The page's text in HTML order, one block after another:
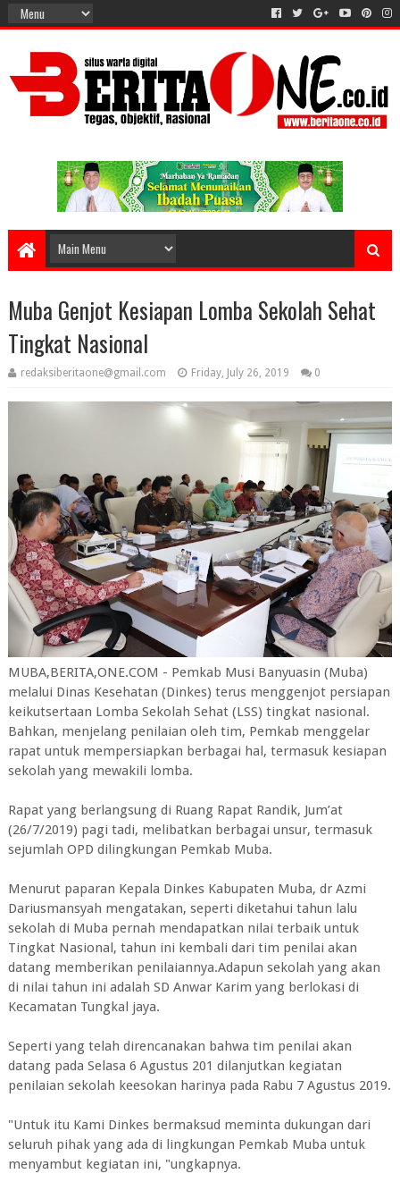
Muba Genjot Kesiapan Lomba Sekolah Sehat
Tingkat Nasional
redaksiberitaone@gmail.com Friday, July 26, 2019 0
MUBA,BERITA,ONE.COM - Pemkab Musi Banyuasin (Muba)
melalui Dinas Kesehatan (Dinkes) terus menggenjot persiapan
keikutsertaan Lomba Sekolah Sehat (LSS) tingkat nasional.
Bahkan, menjelang penilaian oleh tim, Pemkab menggelar
rapat untuk mempersiapkan berbagai hal, termasuk kesiapan
sekolah yang mewakili lomba.
Rapat yang berlangsung di Ruang Rapat Randik, Jum’at
(26/7/2019) pagi tadi, melibatkan berbagai unsur, termasuk
sejumlah OPD dilingkungan Pemkab Muba.
Menurut paparan Kepala Dinkes Kabupaten Muba, dr Azmi
Dariusmansyah mengatakan, seperti diketahui tahun lalu
sekolah di Muba pernah mendapatkan nilai terbaik untuk
Tingkat Nasional, tahun ini kembali dari tim penilai akan
datang memberikan penilaiannya.Adapun sekolah yang akan
di nilai tahun ini adalah SD Anwar Karim yang berlokasi di
Kecamatan Tungkal jaya.
Seperti yang telah direncanakan bahwa tim penilai akan
datang pada Selasa 6 Agustus 201 dilanjutkan kegiatan
penilaian sekolah keesokan harinya pada Rabu 7 Agustus 2019.
"Untuk itu Kami Dinkes bermaksud meminta dukungan dari
seluruh pihak yang ada di lingkungan Pemkab Muba untuk
menyambut kegiatan ini, "ungkapnya.